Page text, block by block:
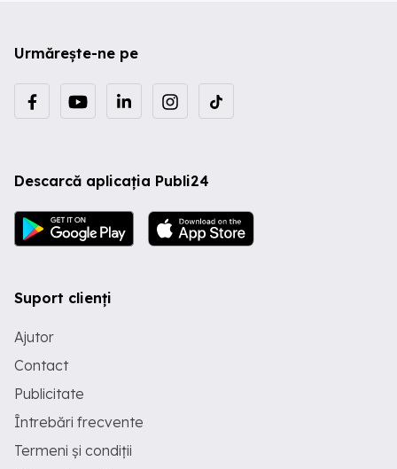
Urmărește-ne pe
Descarcă aplicația Publi24
Suport clienți
Ajutor
Contact
Publicitate
Întrebări frecvente
Termeni și condiții